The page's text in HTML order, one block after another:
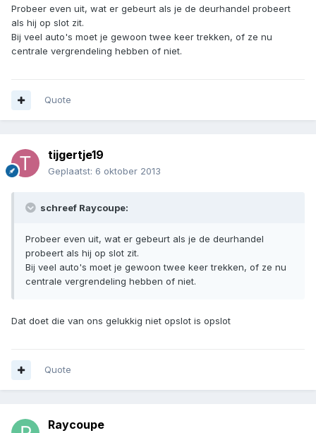
Probeer even uit, wat er gebeurt als je de deurhandel probeert
als hij op slot zit.
Bij veel auto's moet je gewoon twee keer trekken, of ze nu
centrale vergrendeling hebben of niet.
Quote
tijgertje19
Geplaatst: 6 oktober 2013
schreef Raycoupe:
Probeer even uit, wat er gebeurt als je de deurhandel
probeert als hij op slot zit.
Bij veel auto's moet je gewoon twee keer trekken, of ze nu
centrale vergrendeling hebben of niet.
Dat doet die van ons gelukkig niet opslot is opslot
Quote
Raycoupe